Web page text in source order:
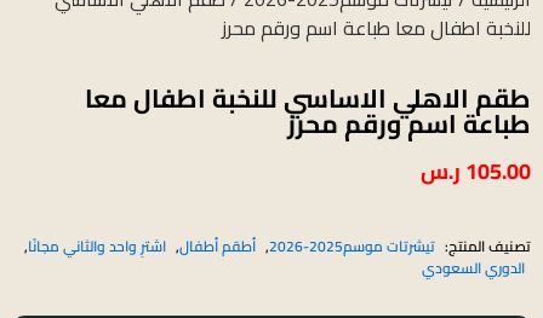
للنخبة اطفال معا طباعة اسم ورقم محرز
طقم الاهلي الاساسي للنخبة اطفال معا
طباعة اسم ورقم محرز
105.00ر.س
تصنيف المنتج: تيشرتات موسم2025-2026 , أطقم أطفال, اشترِ واحد والثاني مجانًا,
الدوري السعودي